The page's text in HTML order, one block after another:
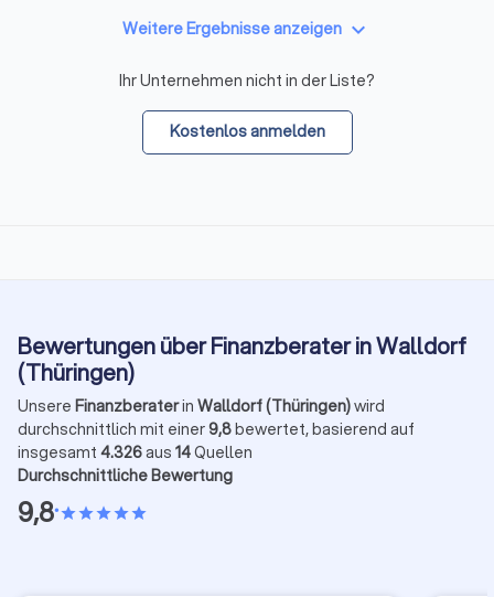
Weitere Ergebnisse anzeigen keyboard_arrow_down
Ihr Unternehmen nicht in der Liste?
Kostenlos anmelden
Bewertungen über Finanzberater in Walldorf
(Thüringen)
Unsere Finanzberaterin Walldorf (Thüringen)wird
durchschnittlich mit einer9,8bewertet, basierend auf
insgesamt 4.326aus 14Quellen
Durchschnittliche Bewertung
9,8•starstarstarstarstar